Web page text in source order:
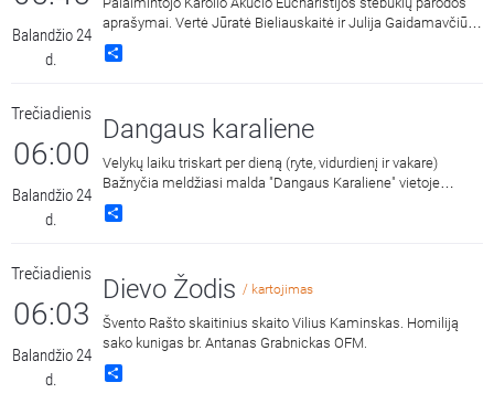
Balandžio 24
d.
aprašymai. Vertė Jūratė Bieliauskaitė ir Julija Gaidamavčiūtė.
Skaito Austėja Brazauskaitė.
Trečiadienis
06:00
Balandžio 24
d.
Dangaus karaliene
Velykų laiku triskart per dieną (ryte, vidurdienį ir vakare)
Bažnyčia meldžiasi malda "Dangaus Karaliene" vietoje
maldos "Viešpaties Angelas". Ji drauge su Įsikūnijusio Žodžio
Gimdytoja, išgyvenusia savo Sūnaus kančią ir mirtį už
Trečiadienis
06:03
Balandžio 24
d.
Dievo Žodis / kartojimas
Švento Rašto skaitinius skaito Vilius Kaminskas. Homiliją
sako kunigas br. Antanas Grabnickas OFM.